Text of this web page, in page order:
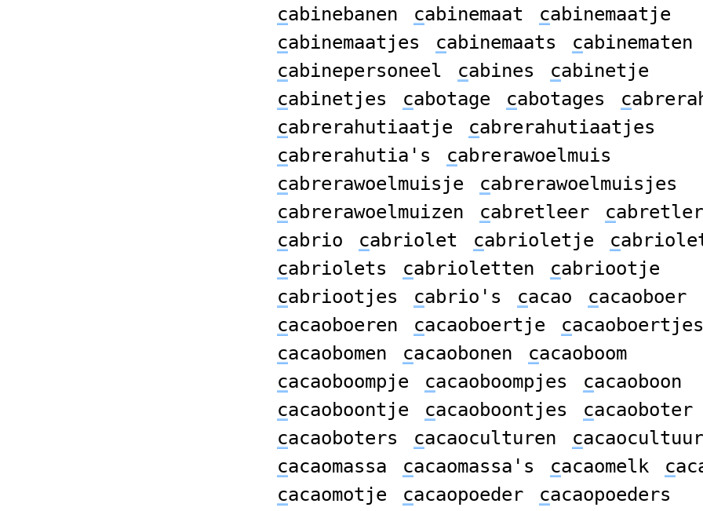
cabinebanen cabinemaat cabinemaatje
cabinemaatjes cabinemaats cabinematen
cabinepersoneel cabines cabinetje
cabinetjes cabotage cabotages c
cabrerahutiaatje cabrerahutiaatjes
cabrerahutia's cabrerawoelmuis
cabrerawoelmuisje cabrerawoelmuisjes
cabrerawoelmuizen cabretleer c
cabrio cabriolet cabrioletje c
cabriolets cabrioletten cabriootje
cabriootjes cabrio's cacao cacaoboer
cacaoboeren cacaoboertje cacaoboertjes
cacaobomen cacaobonen cacaoboom
cacaoboompje cacaoboompjes cacaoboon
cacaoboontje cacaoboontjes cacaoboter
cacaoboters cacaoculturen cacaocultuur
cacaomassa cacaomassa's cacaomelk c
cacaomotje cacaopoeder cacaopoeders